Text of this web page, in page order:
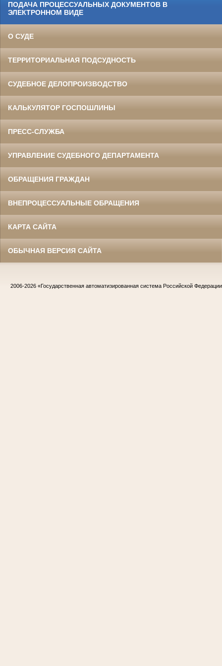
ПОДАЧА ПРОЦЕССУАЛЬНЫХ ДОКУМЕНТОВ В
ЭЛЕКТРОННОМ ВИДЕ
О СУДЕ
ТЕРРИТОРИАЛЬНАЯ ПОДСУДНОСТЬ
СУДЕБНОЕ ДЕЛОПРОИЗВОДСТВО
КАЛЬКУЛЯТОР ГОСПОШЛИНЫ
ПРЕСС-СЛУЖБА
УПРАВЛЕНИЕ СУДЕБНОГО ДЕПАРТАМЕНТА
ОБРАЩЕНИЯ ГРАЖДАН
ВНЕПРОЦЕССУАЛЬНЫЕ ОБРАЩЕНИЯ
КАРТА САЙТА
ОБЫЧНАЯ ВЕРСИЯ САЙТА
2006-2026 «Государственная автоматизированная система Российской